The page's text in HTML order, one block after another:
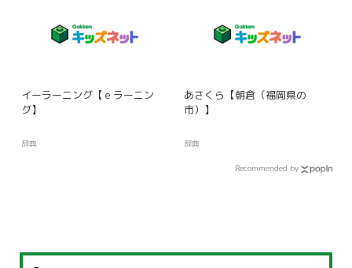
イーラーニング【ｅラーニン
グ】
辞典
あさくら【朝倉（福岡県の
市）】
辞典
Recommended by